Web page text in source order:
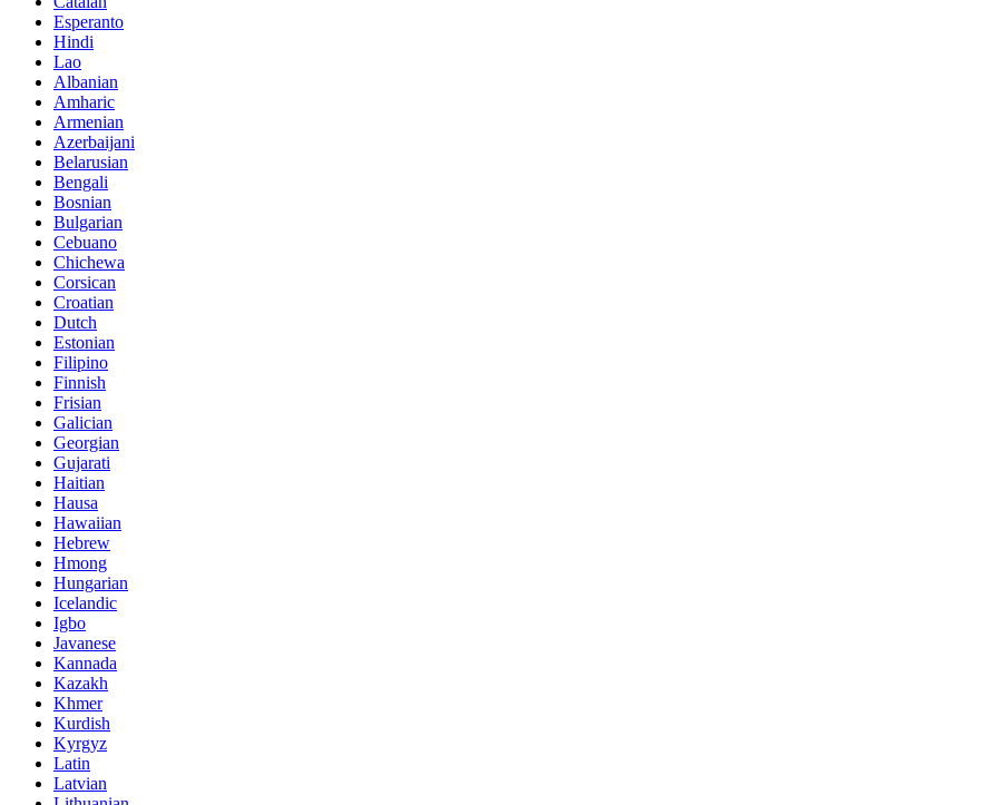
Esperanto
Hindi
Lao
Albanian
Amharic
Armenian
Azerbaijani
Belarusian
Bengali
Bosnian
Bulgarian
Cebuano
Chichewa
Corsican
Croatian
Dutch
Estonian
Filipino
Finnish
Frisian
Galician
Georgian
Gujarati
Haitian
Hausa
Hawaiian
Hebrew
Hmong
Hungarian
Icelandic
Igbo
Javanese
Kannada
Kazakh
Khmer
Kurdish
Kyrgyz
Latin
Latvian